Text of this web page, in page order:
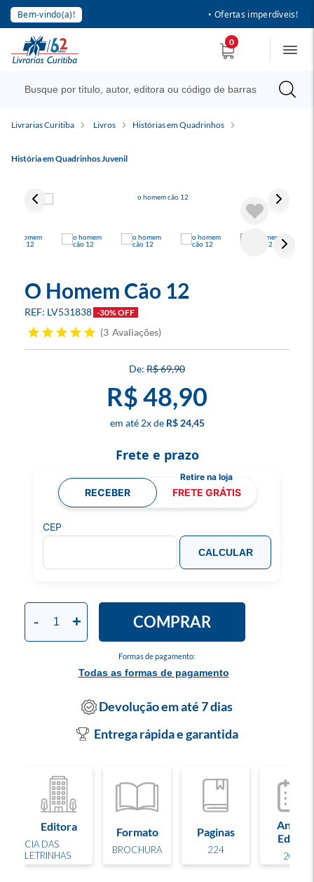
Bem-vindo(a)! • Ofertas imperdíveis!
0
Livrarias Curitiba Livros Histórias em Quadrinhos
História em Quadrinhos Juvenil
O Homem Cão 12
LV531838 -30% OFF
3 Avaliações
R$ 69,90
R$ 48,90
2x R$ 24,45
Formas de pagamento:
Todas as formas de pagamento
- + COMPRAR
Frete e prazo
RECEBER FRETE GRÁTIS
CEP
CALCULAR
Devolução em até 7 dias
Entrega rápida e garantida
Editora
CIA DAS
LETRINHAS
Formato
BROCHURA
Paginas
224
Ano de
Edição
2025